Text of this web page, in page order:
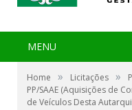
MENU
Home » Licitações »
PP/SAAE (Aquisições de
de Veículos Desta